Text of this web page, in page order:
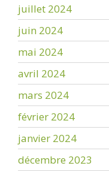
juillet 2024
juin 2024
mai 2024
avril 2024
mars 2024
février 2024
janvier 2024
décembre 2023